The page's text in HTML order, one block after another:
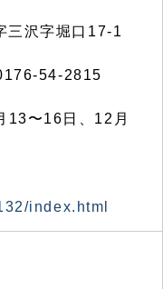
沢字堀口17-1
54-2815
13〜16日、12月
index.html